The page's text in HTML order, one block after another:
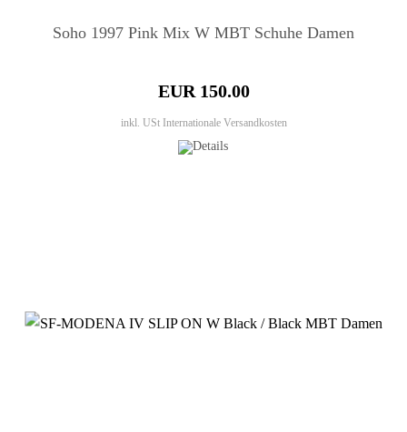
Soho 1997 Pink Mix W MBT Schuhe Damen
EUR 150.00
inkl. USt Internationale Versandkosten